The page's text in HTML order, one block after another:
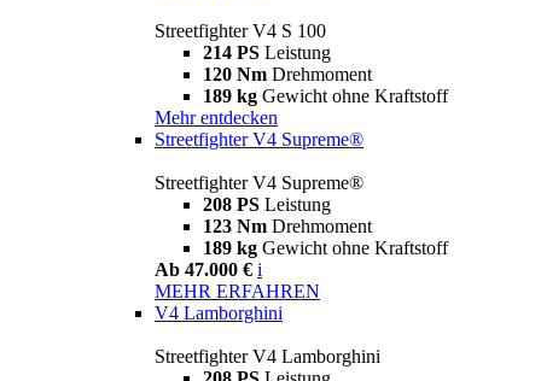
Streetfighter V4 S 100
214 PS Leistung
120 Nm Drehmoment
189 kg Gewicht ohne Kraftstoff
Mehr entdecken
Streetfighter V4 Supreme®
Streetfighter V4 Supreme®
208 PS Leistung
123 Nm Drehmoment
189 kg Gewicht ohne Kraftstoff
Ab 47.000 € i
MEHR ERFAHREN
V4 Lamborghini
Streetfighter V4 Lamborghini